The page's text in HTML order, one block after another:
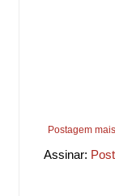
Postagem
Assinar: